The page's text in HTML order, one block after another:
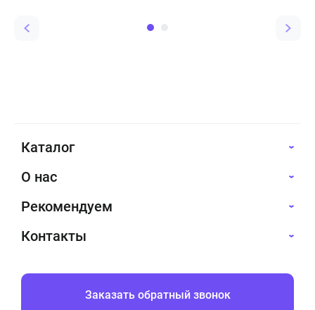
применяются для очистки
Каталог
О нас
Рекомендуем
Контакты
Заказать обратный звонок